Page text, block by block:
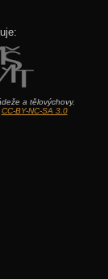
a tělovýchovy.
CC-BY-NC-SA 3.0